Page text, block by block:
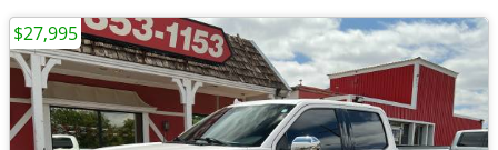
$27,995